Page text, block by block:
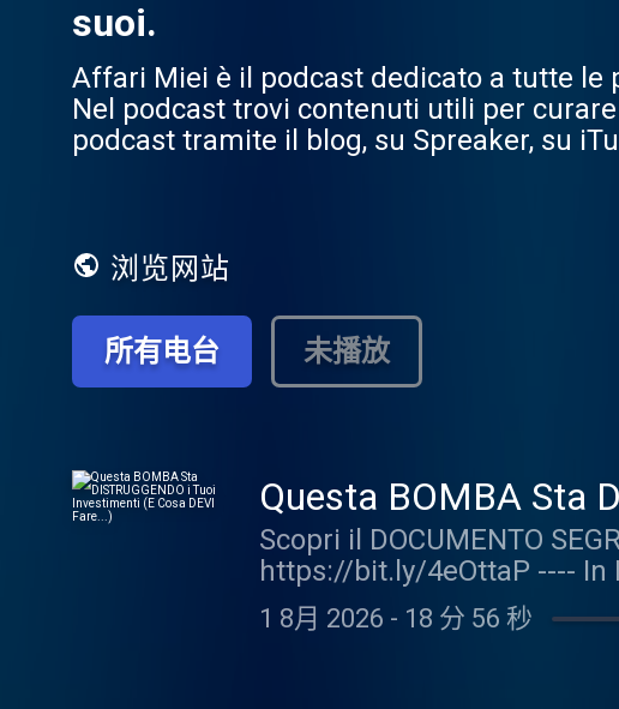
suoi.
Affari Miei è il podcast dedicato a tutte
Nel podcast trovi contenuti utili per
podcast tramite il blog, su Spreaker, su
浏览网站
所有电台 未播放
Questa BOMBA Sta
Fare...)
Scopri il DOCUMENTO
https://bit.ly/4eOttaP ----
storia a livello
miliardi di euro passano
1 8月 2026 - 18 分 56 秒